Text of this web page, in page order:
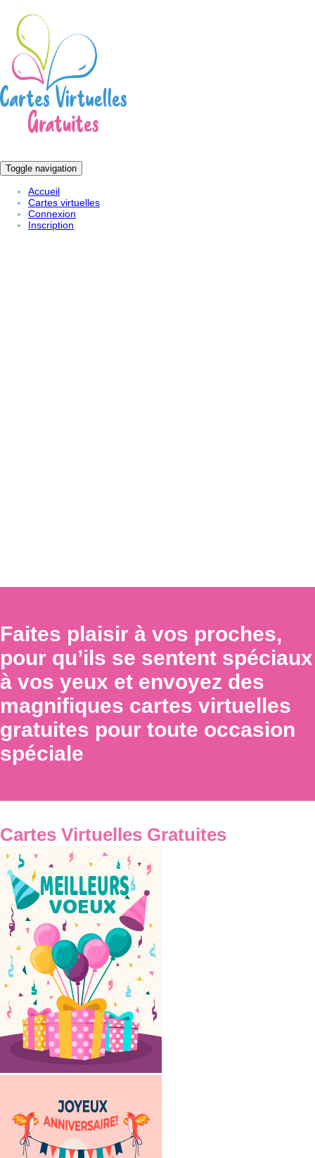
Toggle navigation
Accueil
Cartes virtuelles
Connexion
Inscription
Faites plaisir à vos proches,
pour qu’ils se sentent spéciaux
à vos yeux et envoyez des
magnifiques cartes virtuelles
gratuites pour toute occasion
spéciale
Cartes Virtuelles Gratuites